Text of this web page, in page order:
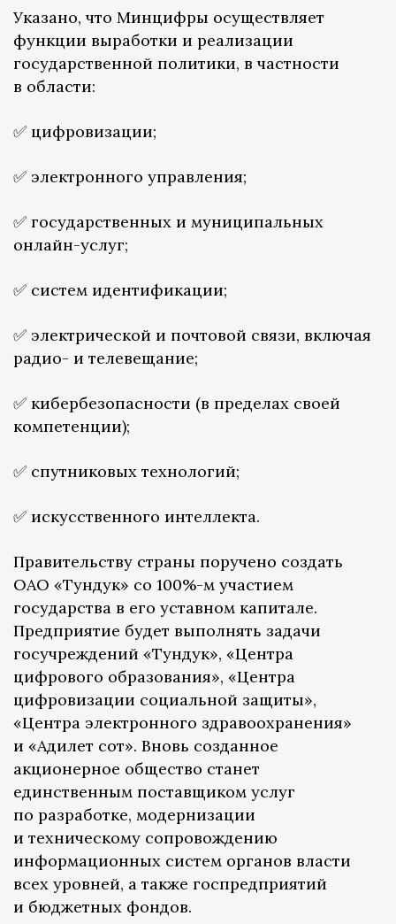
Указано, что Минцифры осуществляет
функции выработки и реализации
государственной политики, в частности
в области:
✅ цифровизации;
✅ электронного управления;
✅ государственных и муниципальных
онлайн-услуг;
✅ систем идентификации;
✅ электрической и почтовой связи, включая
радио- и телевещание;
✅ кибербезопасности (в пределах своей
компетенции);
✅ спутниковых технологий;
✅ искусственного интеллекта.
Правительству страны поручено создать
ОАО «Тундук» со 100%-м участием
государства в его уставном капитале.
Предприятие будет выполнять задачи
госучреждений «Тундук», «Центра
цифрового образования», «Центра
цифровизации социальной защиты»,
«Центра электронного здравоохранения»
и «Адилет сот». Вновь созданное
акционерное общество станет
единственным поставщиком услуг
по разработке, модернизации
и техническому сопровождению
информационных систем органов власти
всех уровней, а также госпредприятий
и бюджетных фондов.